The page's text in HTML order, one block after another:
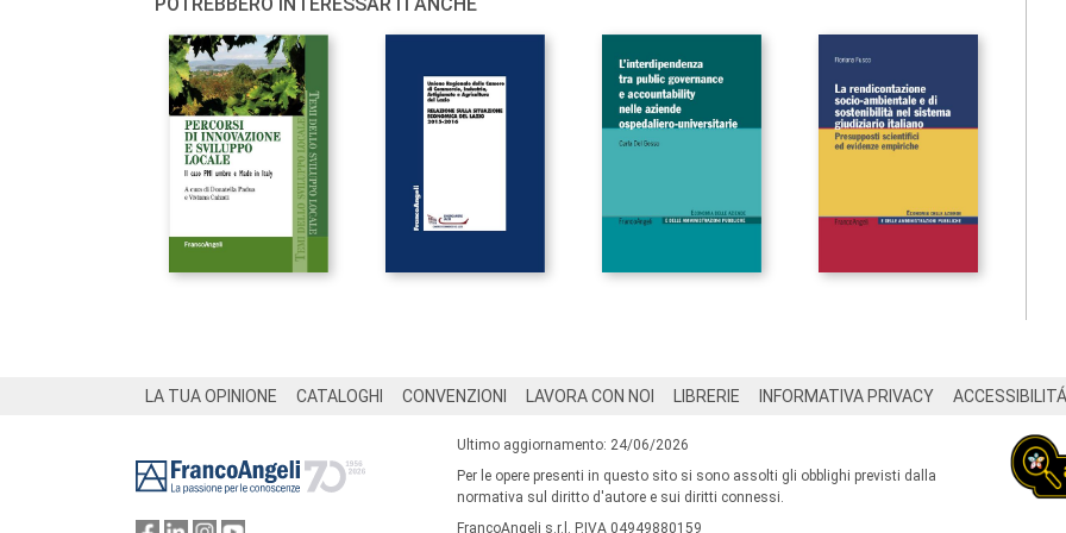
POTREBBERO INTERESSARTI ANCHE
LA TUA OPINIONE CATALOGHI CONVENZIONI LAVORA CON NOI LIBRERIE INFORMATIVA PRIVACY ACCESSIBILITÁ
Ultimo aggiornamento: 24/06/2026
Per le opere presenti in questo sito si sono assolti gli obblighi previsti dalla
normativa sul diritto d'autore e sui diritti connessi.
FrancoAngeli s.r.l. P.IVA 04949880159